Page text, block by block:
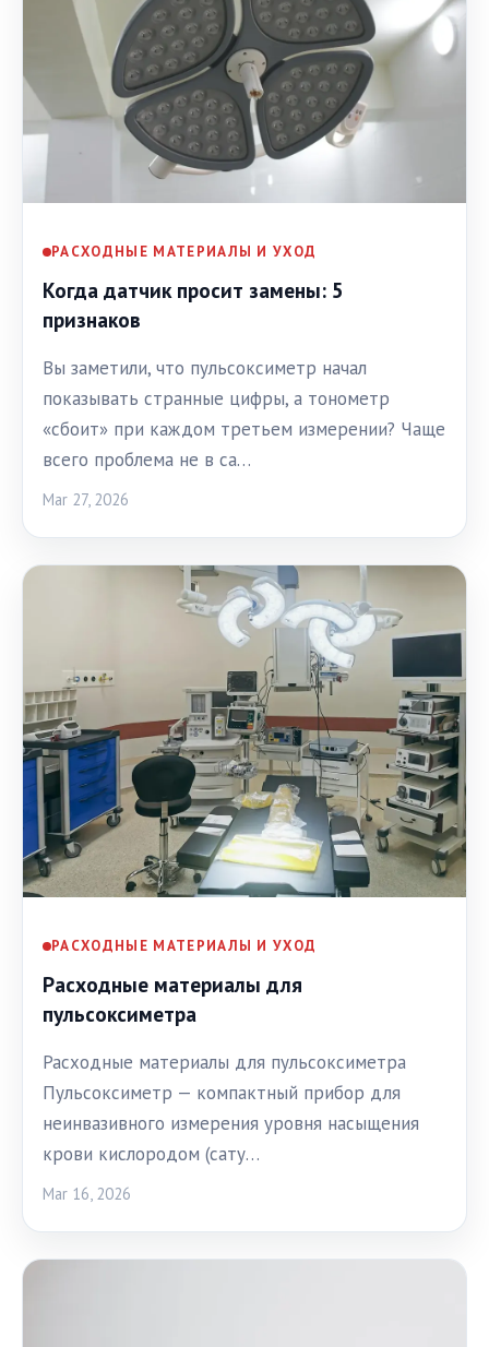
РАСХОДНЫЕ МАТЕРИАЛЫ И УХОД
Когда датчик просит замены: 5
признаков
Вы заметили, что пульсоксиметр начал
показывать странные цифры, а тонометр
«сбоит» при каждом третьем измерении? Чаще
всего проблема не в са…
Mar 27, 2026
РАСХОДНЫЕ МАТЕРИАЛЫ И УХОД
Расходные материалы для
пульсоксиметра
Расходные материалы для пульсоксиметра
Пульсоксиметр — компактный прибор для
неинвазивного измерения уровня насыщения
крови кислородом (сату…
Mar 16, 2026